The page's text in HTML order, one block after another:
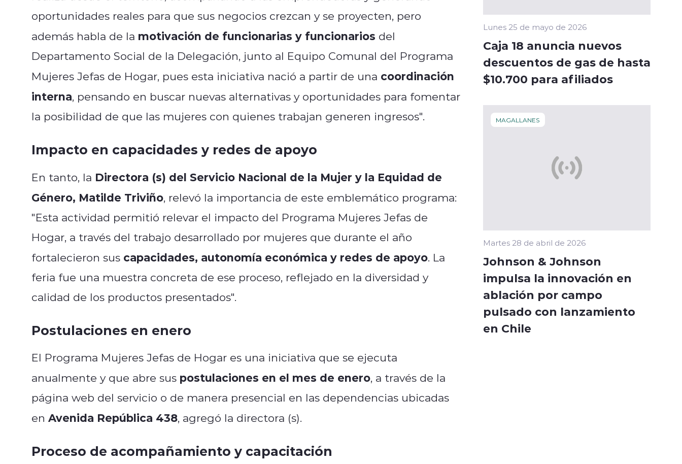
oportunidades reales para que sus negocios crezcan y se proyecten, pero
además habla de la motivación de funcionarias y funcionarios del
Departamento Social de la Delegación, junto al Equipo Comunal del Programa
Mujeres Jefas de Hogar, pues esta iniciativa nació a partir de una coordinación
interna, pensando en buscar nuevas alternativas y oportunidades para fomentar
la posibilidad de que las mujeres con quienes trabajan generen ingresos".
Impacto en capacidades y redes de apoyo
En tanto, la Directora (s) del Servicio Nacional de la Mujer y la Equidad de
Género, Matilde Triviño, relevó la importancia de este emblemático programa:
"Esta actividad permitió relevar el impacto del Programa Mujeres Jefas de
Hogar, a través del trabajo desarrollado por mujeres que durante el año
fortalecieron sus capacidades, autonomía económica y redes de apoyo. La
feria fue una muestra concreta de ese proceso, reflejado en la diversidad y
calidad de los productos presentados".
Postulaciones en enero
El Programa Mujeres Jefas de Hogar es una iniciativa que se ejecuta
anualmente y que abre sus postulaciones en el mes de enero, a través de la
página web del servicio o de manera presencial en las dependencias ubicadas
en Avenida República 438, agregó la directora (s).
Proceso de acompañamiento y capacitación
Lunes 25 de mayo de 2026
Caja 18 anuncia nuevos
descuentos de gas de hasta
$10.700 para afiliados
MAGALLANES
Martes 28 de abril de 2026
Johnson & Johnson
impulsa la innovación en
ablación por campo
pulsado con lanzamiento
en Chile